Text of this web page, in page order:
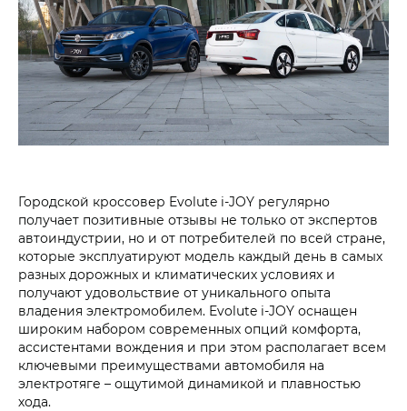
Городской кроссовер Evolute i‑JOY регулярно
получает позитивные отзывы не только от экспертов
автоиндустрии, но и от потребителей по всей стране,
которые эксплуатируют модель каждый день в самых
разных дорожных и климатических условиях и
получают удовольствие от уникального опыта
владения электромобилем. Evolute i‑JOY оснащен
широким набором современных опций комфорта,
ассистентами вождения и при этом располагает всем
ключевыми преимуществами автомобиля на
электротяге – ощутимой динамикой и плавностью
хода.